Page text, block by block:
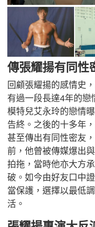
傳張耀揚有同性
回顧張耀揚的感情史
有過一段長達4年的戀
模特兒艾永玲的戀情
告終。之後的十多年
甚至傳出有同性密友
前，他曾被傳媒爆出
拍拖，當時他亦大方
破。如今由好友口中
當保護，選擇以最低
活。